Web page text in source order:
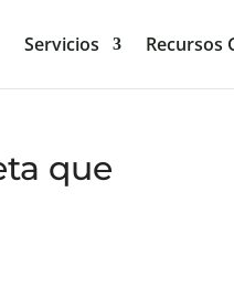
Servicios Recursos
que